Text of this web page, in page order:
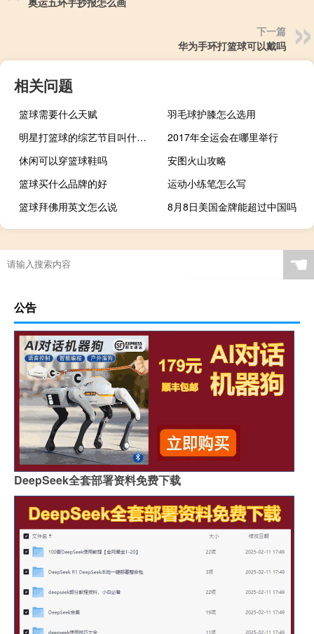
下一篇
华为手环打篮球可以戴吗
相关问题
篮球需要什么天赋
羽毛球护膝怎么选用
明星打篮球的综艺节目叫什么2019
2017年全运会在哪里举行
休闲可以穿篮球鞋吗
安图火山攻略
篮球买什么品牌的好
运动小练笔怎么写
篮球拜佛用英文怎么说
8月8日美国金牌能超过中国吗
☚
公告
DeepSeek全套部署资料免费下载